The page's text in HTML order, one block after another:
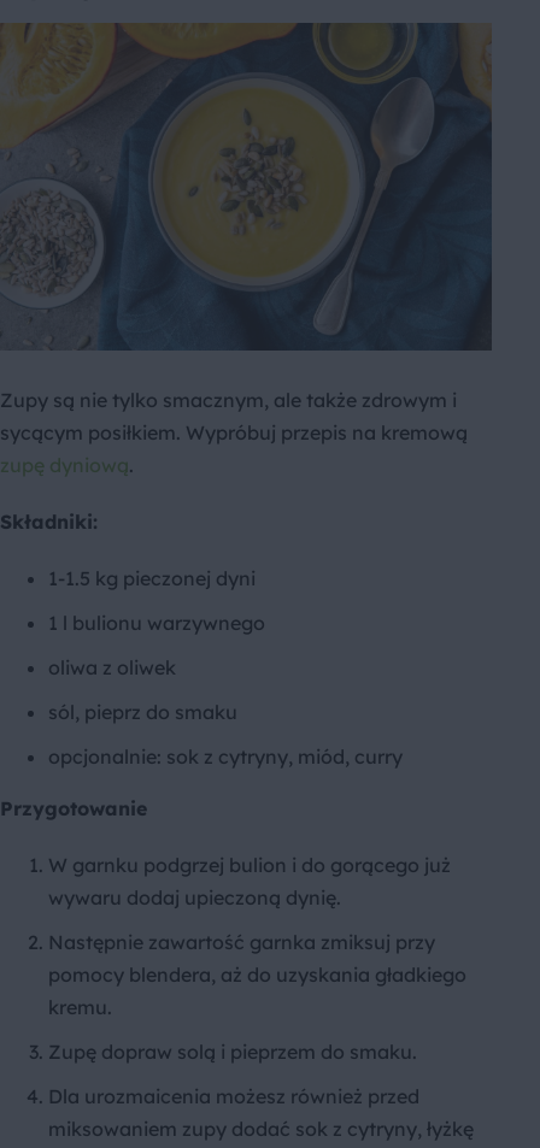
Zupy są nie tylko smacznym, ale także zdrowym i
sycącym posiłkiem. Wypróbuj przepis na kremową
zupę dyniową.
Składniki:
1-1.5 kg pieczonej dyni
1 l bulionu warzywnego
oliwa z oliwek
sól, pieprz do smaku
opcjonalnie: sok z cytryny, miód, curry
Przygotowanie
W garnku podgrzej bulion i do gorącego już
wywaru dodaj upieczoną dynię.
Następnie zawartość garnka zmiksuj przy
pomocy blendera, aż do uzyskania gładkiego
kremu.
Zupę dopraw solą i pieprzem do smaku.
Dla urozmaicenia możesz również przed
miksowaniem zupy dodać sok z cytryny, łyżkę